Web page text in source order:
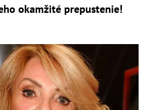
okamžité prepustenie!